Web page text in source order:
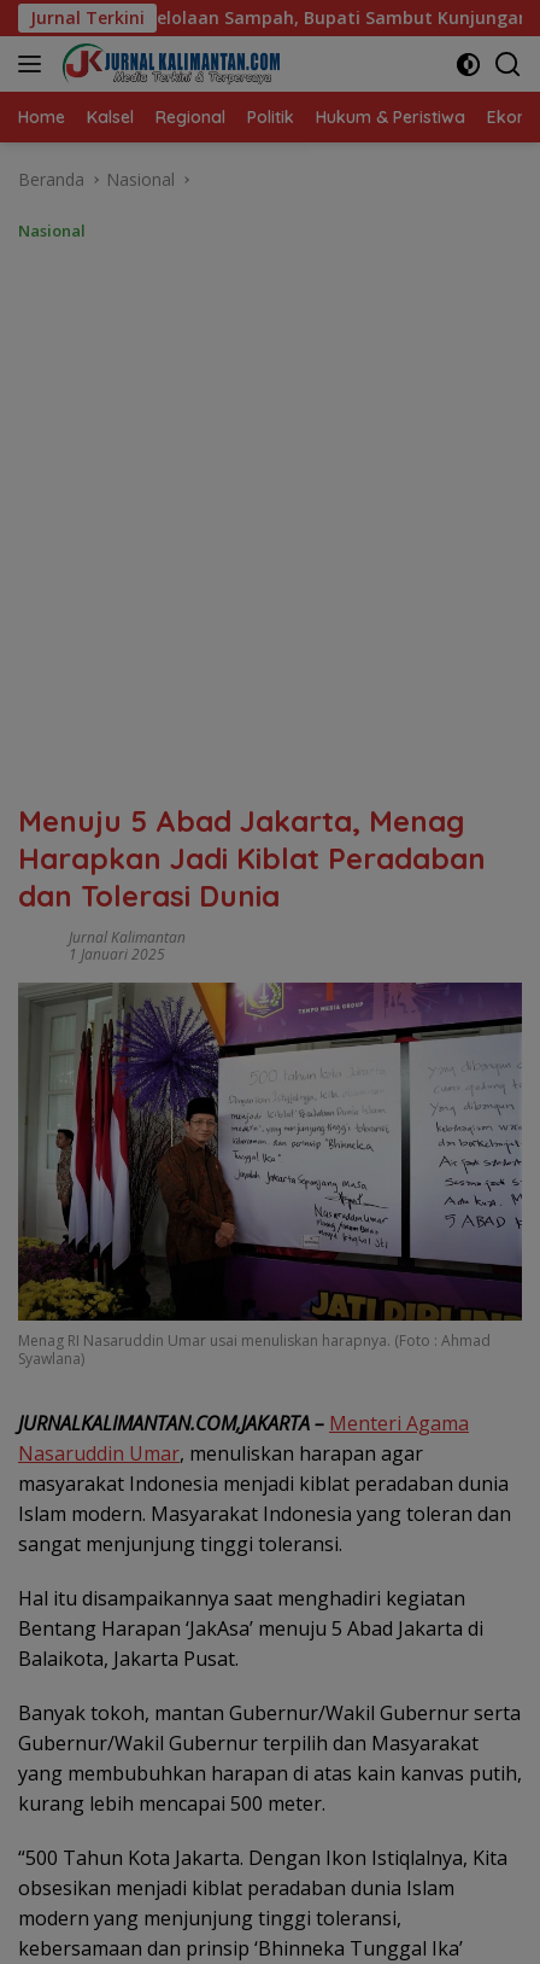
Langsung
ke
konten
Jurnal Terkini
Bupati Sambut Kunjungan Istri Menteri LH
Home Kalsel Regional Politik Hukum & Peristiwa
Beranda Nasional
Nasional
Menuju 5 Abad Jakarta, Menag
Harapkan Jadi Kiblat Peradaban
dan Tolerasi Dunia
Jurnal Kalimantan
1 Januari 2025
Menag RI Nasaruddin Umar usai menuliskan harapnya. (Foto : Ahmad
Syawlana)
JURNALKALIMANTAN.COM,JAKARTA – Menteri Agama
Nasaruddin Umar, menuliskan harapan agar
masyarakat Indonesia menjadi kiblat peradaban dunia
Islam modern. Masyarakat Indonesia yang toleran dan
sangat menjunjung tinggi toleransi.
Hal itu disampaikannya saat menghadiri kegiatan
Bentang Harapan ‘JakAsa’ menuju 5 Abad Jakarta di
Balaikota, Jakarta Pusat.
Banyak tokoh, mantan Gubernur/Wakil Gubernur serta
Gubernur/Wakil Gubernur terpilih dan Masyarakat
yang membubuhkan harapan di atas kain kanvas putih,
kurang lebih mencapai 500 meter.
“500 Tahun Kota Jakarta. Dengan Ikon Istiqlalnya, Kita
obsesikan menjadi kiblat peradaban dunia Islam
modern yang menjunjung tinggi toleransi,
kebersamaan dan prinsip ‘Bhinneka Tunggal Ika’